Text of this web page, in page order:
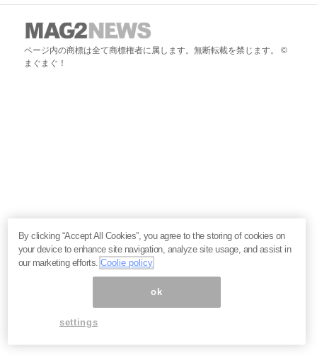
ページ内の商標は全て商標権者に属します。無断転載を禁じます。 ©
まぐまぐ！
By clicking “Accept All Cookies”, you agree to the storing of cookies on
your device to enhance site navigation, analyze site usage, and assist in
our marketing efforts.Coolie policy
ok
settings